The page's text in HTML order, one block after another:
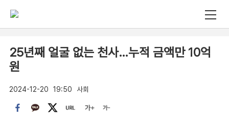
25년째 얼굴 없는 천사…누적 금액만 10억
원
2024-12-20 19:50 사회